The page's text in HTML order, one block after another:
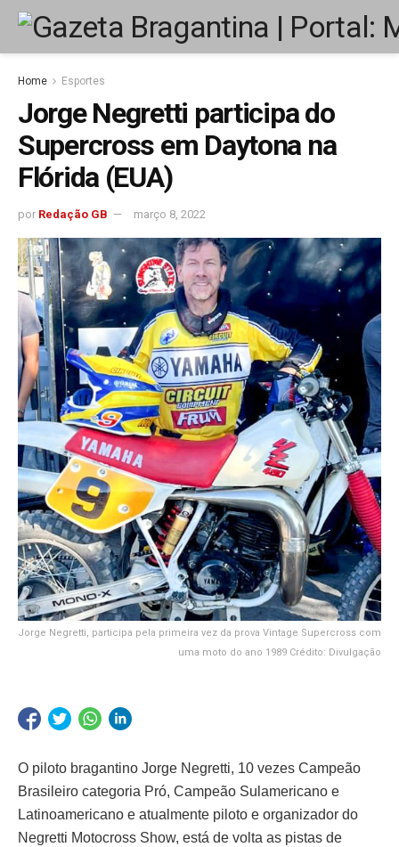
Home Esportes
Jorge Negretti participa do
Supercross em Daytona na
Flórida (EUA)
por Redação GB março 8, 2022
Jorge Negretti, participa pela primeira vez da prova Vintage Supercross com
uma moto do ano 1989 Crédito: Divulgação
O piloto bragantino Jorge Negretti, 10 vezes Campeão
Brasileiro categoria Pró, Campeão Sulamericano e
Latinoamericano e atualmente piloto e organizador do
Negretti Motocross Show, está de volta as pistas de